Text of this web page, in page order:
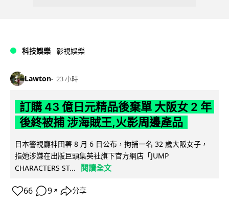
科技娛樂 影視娛樂
Lawton 23 小時
訂購 43 億日元精品後棄單 大阪女 2 年
後終被捕 涉海賊王,火影周邊產品
日本警視廳神田署 8 月 6 日公布，拘捕一名 32 歲大阪女子，
指她涉嫌在出版巨頭集英社旗下官方網店「JUMP
CHARACTERS ST...
閱讀全文
66 9 ↗ 分享